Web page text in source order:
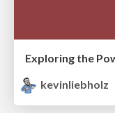
kevinliebholz